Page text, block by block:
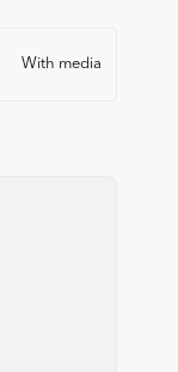
With media